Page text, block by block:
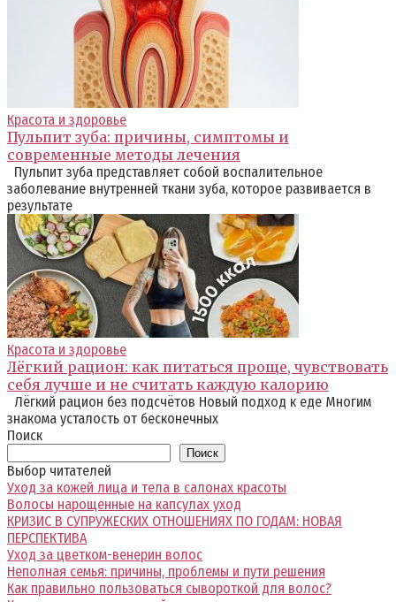
Красота и здоровье
Пульпит зуба: причины, симптомы и
современные методы лечения
Пульпит зуба представляет собой воспалительное
заболевание внутренней ткани зуба, которое развивается в
результате
Красота и здоровье
Лёгкий рацион: как питаться проще, чувствовать
себя лучше и не считать каждую калорию
Лёгкий рацион без подсчётов Новый подход к еде Многим
знакома усталость от бесконечных
Поиск
Поиск
Выбор читателей
Уход за кожей лица и тела в салонах красоты
Волосы нарощенные на капсулах уход
КРИЗИС В СУПРУЖЕСКИХ ОТНОШЕНИЯХ ПО ГОДАМ: НОВАЯ
ПЕРСПЕКТИВА
Уход за цветком-венерин волос
Неполная семья: причины, проблемы и пути решения
Как правильно пользоваться сывороткой для волос?